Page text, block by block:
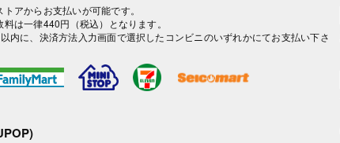
アからお支払いが可能です。
は一律440円（税込）となります。
内に、決済方法入力画面で選択したコンビニのいずれかにてお支払い下さ